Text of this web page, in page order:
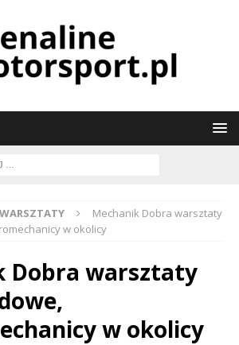
WARSZTATY
Mechanik Dobra warsztaty
w okolicy
Dobra warsztaty
w okolicy